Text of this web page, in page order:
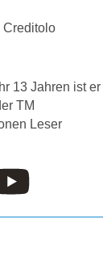
Creditolo
13 Jahren ist er
TM
Leser